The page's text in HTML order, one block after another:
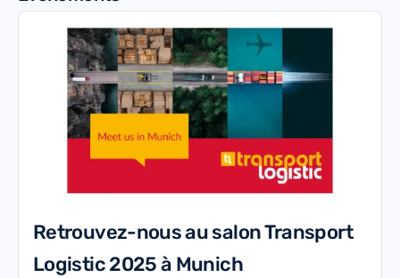
Retrouvez-nous au salon Transport
Logistic 2025 à Munich